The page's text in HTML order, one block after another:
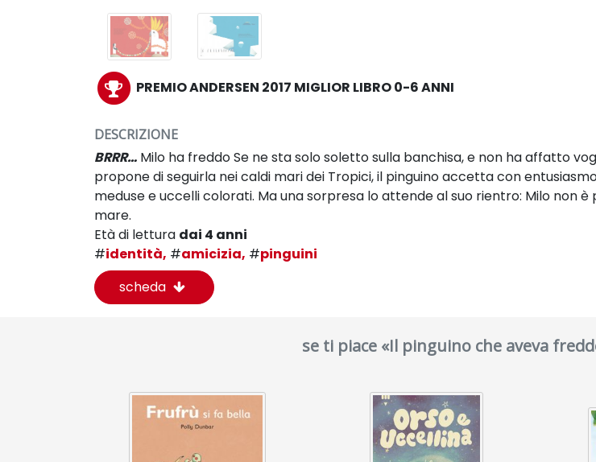
PREMIO ANDERSEN 2017 MIGLIOR LIBRO 0-6 ANNI
DESCRIZIONE
BRRR… Milo ha freddo Se ne sta solo soletto sulla banchisa, e non ha affatto
propone di seguirla nei caldi mari dei Tropici, il pinguino accetta con
meduse e uccelli colorati. Ma una sorpresa lo attende al suo rientro: Milo non
mare.
Età di lettura dai 4 anni
#identità, #amicizia, #pinguini
scheda
se ti piace «Il pinguino che aveva